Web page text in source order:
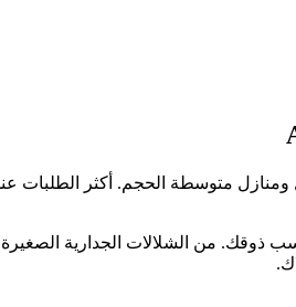
متوسطة الحجم. أكثر الطلبات
من الشلالات الجدارية الصغيرة